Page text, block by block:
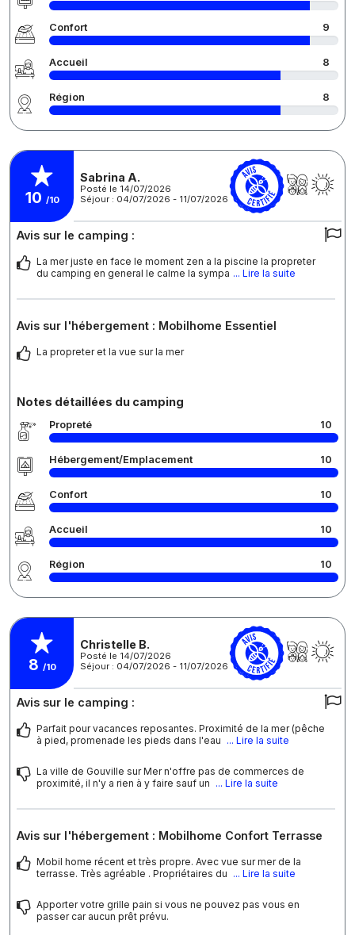
Confort 9
Accueil 8
Région 8
10 /10
Sabrina A.
Posté le 14/07/2026
Séjour : 04/07/2026 - 11/07/2026
Avis sur le camping :
La mer juste en face le moment zen a la piscine la propreter
du camping en general le calme la sympa ... Lire la suite
Avis sur l'hébergement : Mobilhome Essentiel
La propreter et la vue sur la mer
Notes détaillées du camping
Propreté 10
Hébergement/Emplacement 10
Confort 10
Accueil 10
Région 10
8 /10
Christelle B.
Posté le 14/07/2026
Séjour : 04/07/2026 - 11/07/2026
Avis sur le camping :
Parfait pour vacances reposantes. Proximité de la mer (pêche
à pied, promenade les pieds dans l'eau ... Lire la suite
La ville de Gouville sur Mer n'offre pas de commerces de
proximité, il n'y a rien à y faire sauf un ... Lire la suite
Avis sur l'hébergement : Mobilhome Confort Terrasse
Mobil home récent et très propre. Avec vue sur mer de la
terrasse. Très agréable . Propriétaires du ... Lire la suite
Apporter votre grille pain si vous ne pouvez pas vous en
passer car aucun prêt prévu.